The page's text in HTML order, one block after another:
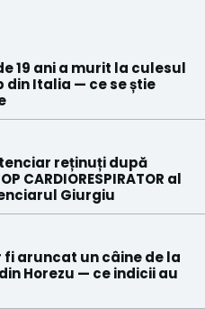
19 ani a murit la culesul
Italia — ce se știe
reținuți după
CARDIORESPIRATOR al
Giurgiu
aruncat un câine de la
Horezu — ce indicii au